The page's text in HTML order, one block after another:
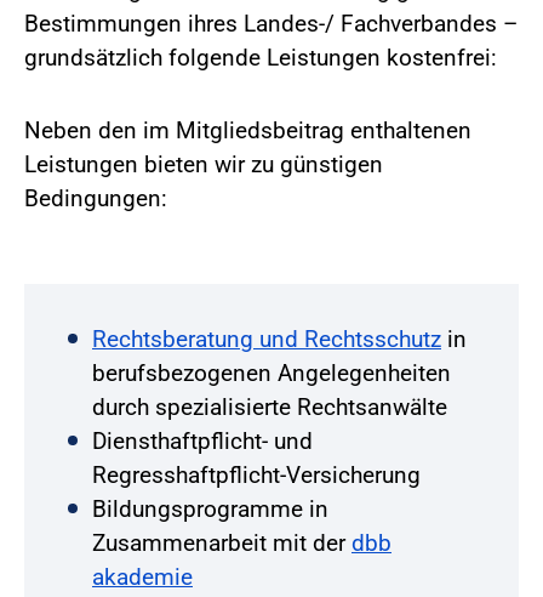
Bestimmungen ihres Landes-/ Fachverbandes –
grundsätzlich folgende Leistungen kostenfrei:
Neben den im Mitgliedsbeitrag enthaltenen
Leistungen bieten wir zu günstigen
Bedingungen:
Rechtsberatung und Rechtsschutz in
berufsbezogenen Angelegenheiten
durch spezialisierte Rechtsanwälte
Diensthaftpflicht- und
Regresshaftpflicht-Versicherung
Bildungsprogramme in
Zusammenarbeit mit derdbb
akademie